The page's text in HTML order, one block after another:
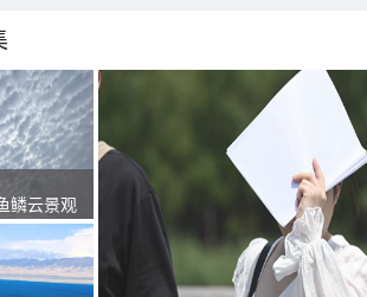
鳞云景观